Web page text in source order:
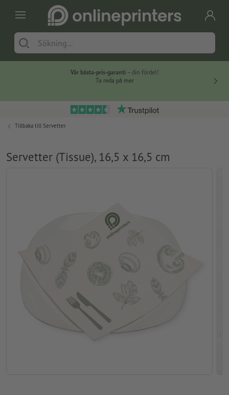
Vår bästa-pris-garanti – din fördel!
Ta reda på mer
Tillbaka till Servetter
Servetter (Tissue), 16,5 x 16,5 cm